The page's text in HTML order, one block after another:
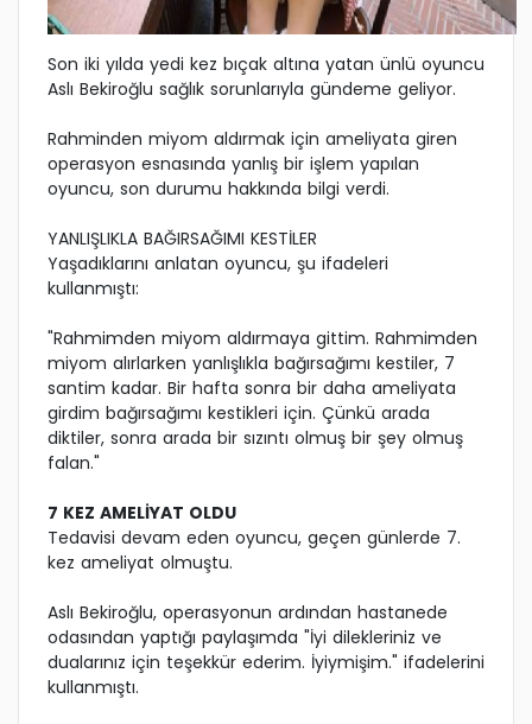
Son iki yılda yedi kez bıçak altına yatan ünlü oyuncu
Aslı Bekiroğlu sağlık sorunlarıyla gündeme geliyor.
Rahminden miyom aldırmak için ameliyata giren
operasyon esnasında yanlış bir işlem yapılan
oyuncu, son durumu hakkında bilgi verdi.
YANLIŞLIKLA BAĞIRSAĞIMI KESTİLER
Yaşadıklarını anlatan oyuncu, şu ifadeleri
kullanmıştı:
"Rahmimden miyom aldırmaya gittim. Rahmimden
miyom alırlarken yanlışlıkla bağırsağımı kestiler, 7
santim kadar. Bir hafta sonra bir daha ameliyata
girdim bağırsağımı kestikleri için. Çünkü arada
diktiler, sonra arada bir sızıntı olmuş bir şey olmuş
falan."
7 KEZ AMELİYAT OLDU
Tedavisi devam eden oyuncu, geçen günlerde 7.
kez ameliyat olmuştu.
Aslı Bekiroğlu, operasyonun ardından hastanede
odasından yaptığı paylaşımda "İyi dilekleriniz ve
dualarınız için teşekkür ederim. İyiymişim." ifadelerini
kullanmıştı.